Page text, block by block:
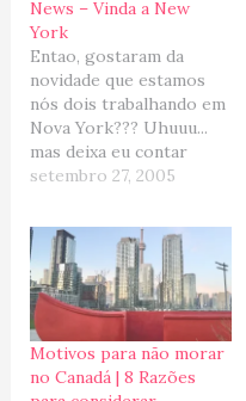
News – Vinda a New
York
Entao, gostaram da
novidade que estamos
nós dois trabalhando em
Nova York??? Uhuuu...
mas deixa eu contar
como tudo aconteceu
que o Kiko estava
participando em Tampa
acabou... finito!!! Na
verdade poderia ter
durado mais, mas como o
Kiko não estava
gostando do ambiente e
do…
setembro 27, 2005
Motivos para não morar
no Canadá | 8 Razões